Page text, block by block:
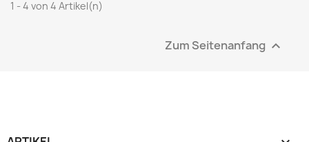
1 - 4 von 4 Artikel(n)
Zum Seitenanfang 